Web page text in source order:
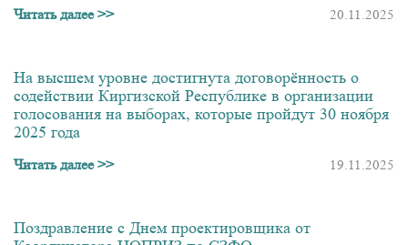
Читать далее >> 20.11.2025
На высшем уровне достигнута договорённость о
содействии Киргизской Республике в организации
голосования на выборах, которые пройдут 30 ноября
2025 года
Читать далее >> 19.11.2025
Поздравление с Днем проектировщика от